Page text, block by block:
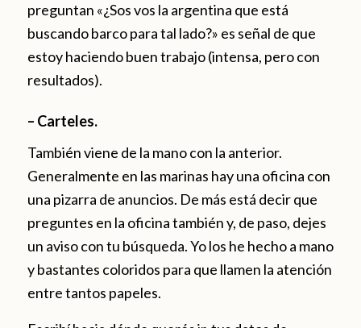
preguntan «¿Sos vos la argentina que está
buscando barco para tal lado?» es señal de que
estoy haciendo buen trabajo (intensa, pero con
resultados).
– Carteles.
También viene de la mano con la anterior.
Generalmente en las marinas hay una oficina con
una pizarra de anuncios. De más está decir que
preguntes en la oficina también y, de paso, dejes
un aviso con tu búsqueda. Yo los he hecho a mano
y bastantes coloridos para que llamen la atención
entre tantos papeles.